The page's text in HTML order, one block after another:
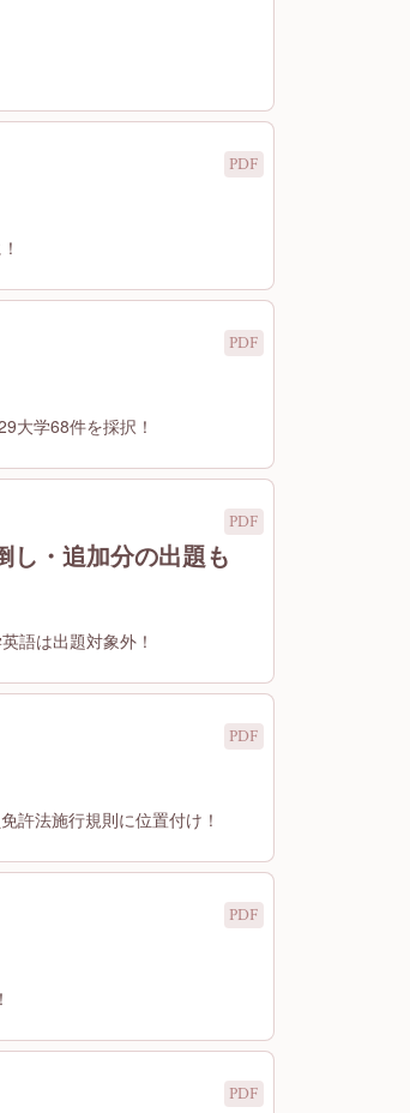
大学68件を採択！
し・追加分の出題も
語は出題対象外！
許法施行規則に位置付け！